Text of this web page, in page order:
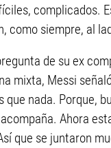
complicados.
como siempre, al
de su ex
mixta, Messi
que nada. Porque,
Ahora
que se juntaron